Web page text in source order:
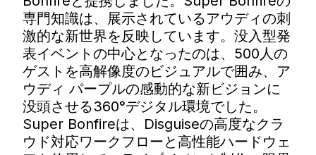
専門知識は、展示されているアウディの刺
激的な新世界を反映しています。没入型発
表イベントの中心となったのは、500人の
ゲストを高解像度のビジュアルで囲み、ア
ウディ パープルの感動的な新ビジョンに
没頭させる360°デジタル環境でした。
Super Bonfireは、Disguiseの高度なクラ
ウド対応ワークフローと高性能ハードウェ